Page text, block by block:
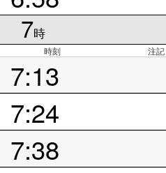
7時
時刻 注記
7:13
7:24
7:38